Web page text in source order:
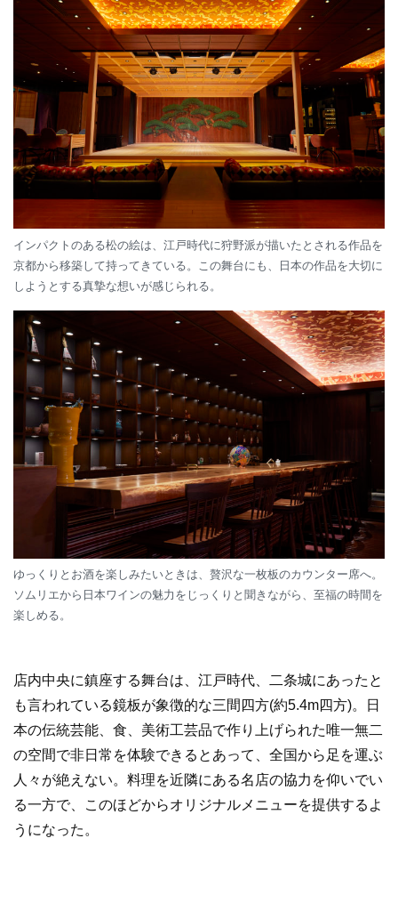
インパクトのある松の絵は、江戸時代に狩野派が描いたとされる作品を
京都から移築して持ってきている。この舞台にも、日本の作品を大切に
しようとする真摯な想いが感じられる。
ゆっくりとお酒を楽しみたいときは、贅沢な一枚板のカウンター席へ。
ソムリエから日本ワインの魅力をじっくりと聞きながら、至福の時間を
楽しめる。
店内中央に鎮座する舞台は、江戸時代、二条城にあったと
も言われている鏡板が象徴的な三間四方(約5.4m四方)。日
本の伝統芸能、食、美術工芸品で作り上げられた唯一無二
の空間で非日常を体験できるとあって、全国から足を運ぶ
人々が絶えない。料理を近隣にある名店の協力を仰いでい
る一方で、このほどからオリジナルメニューを提供するよ
うになった。